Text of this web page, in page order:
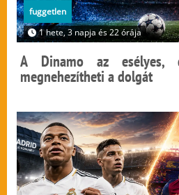
fuggetlen
1 hete, 3 napja és 22 órája
A Dinamo az
megnehezítheti a dolgát